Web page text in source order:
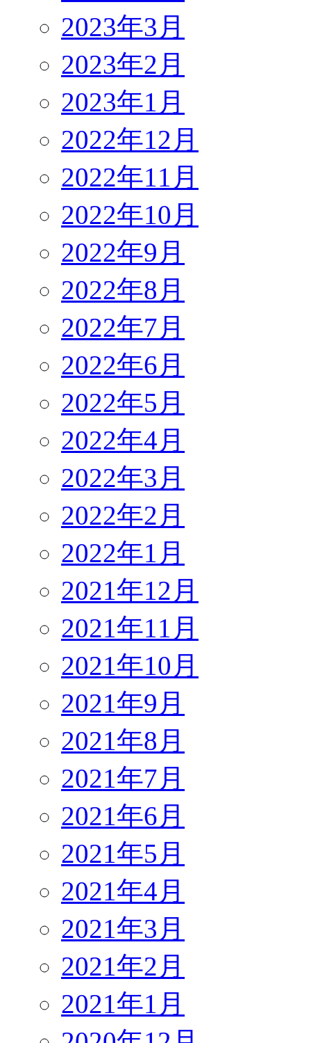
2023年3月
2023年2月
2023年1月
2022年12月
2022年11月
2022年10月
2022年9月
2022年8月
2022年7月
2022年6月
2022年5月
2022年4月
2022年3月
2022年2月
2022年1月
2021年12月
2021年11月
2021年10月
2021年9月
2021年8月
2021年7月
2021年6月
2021年5月
2021年4月
2021年3月
2021年2月
2021年1月